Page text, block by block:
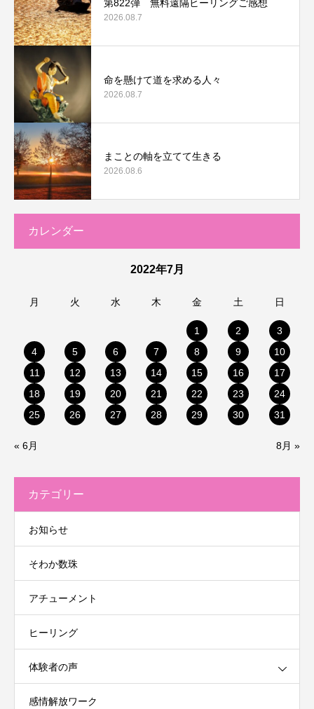
2026.08.7
命を懸けて道を求める人々
2026.08.7
まことの軸を立てて生きる
2026.08.6
カレンダー
2022年7月
月 火 水 木 金 土 日
1 2
3
4
5 6 7 8 9
10
11
12 13 14 15 16
17
18
19 20 21 22 23
24
25
26 27 28 29 30 31
« 6月 8月 »
カテゴリー
お知らせ
そわか数珠
アチューメント
ヒーリング
体験者の声
感情解放ワーク